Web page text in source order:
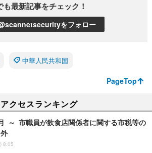
も最新記事をチェック！
をフォロー
中華人民共和国
PageTop
アクセスランキング
～ 市職員が飲食店関係者に関する市税等の
8:05